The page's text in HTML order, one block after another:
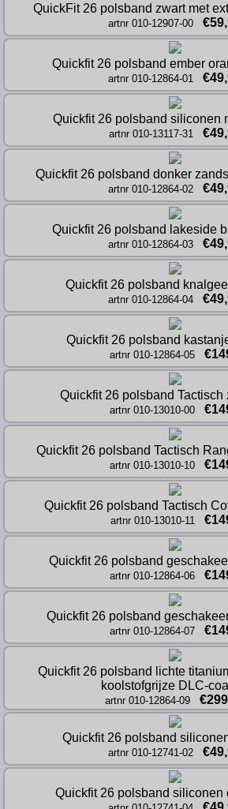
QuickFit 26 polsband zwart met
artnr 010-12907-00
Quickfit 26 polsband ember
artnr 010-12864-01
Quickfit 26 polsband siliconen
artnr 010-13117-31
Quickfit 26 polsband donker
artnr 010-12864-02
Quickfit 26 polsband lakeside
artnr 010-12864-03
Quickfit 26 polsband
artnr 010-12864-04
Quickfit 26 polsband
artnr 010-12864-05
Quickfit 26 polsband Tactisch
artnr 010-13010-00
Quickfit 26 polsband Tactisch
artnr 010-13010-10
Quickfit 26 polsband Tactisch
artnr 010-13010-11
Quickfit 26 polsband
artnr 010-12864-06
Quickfit 26 polsband
artnr 010-12864-07
Quickfit 26 polsband lichte
koolstofgrijze DLC-
artnr 010-12864-09
Quickfit 26 polsband
artnr 010-12741-02
Quickfit 26 polsband siliconen